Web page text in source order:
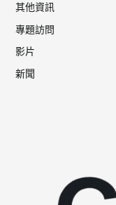
其他資訊
專題訪問
影片
新聞